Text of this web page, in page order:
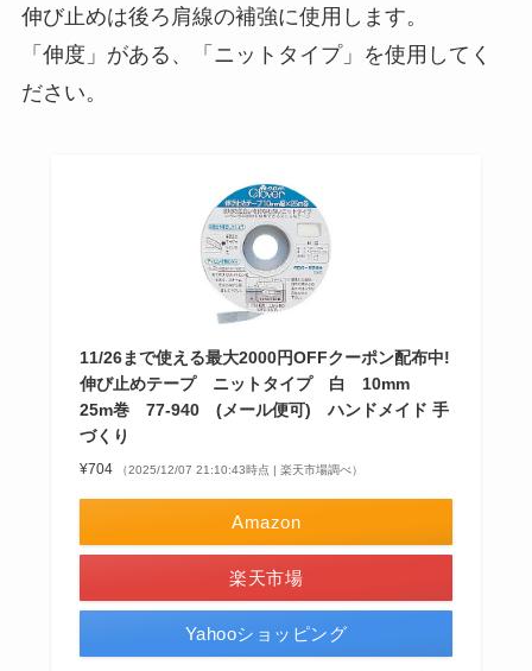
伸び止めは後ろ肩線の補強に使用します。
「伸度」がある、「ニットタイプ」を使用してく
ださい。
11/26まで使える最大2000円OFFクーポン配布中!
伸び止めテープ ニットタイプ 白 10mm
25m巻 77-940 (メール便可) ハンドメイド 手
づくり
¥704 （2025/12/07 21:10:43時点 | 楽天市場調べ）
Amazon
楽天市場
Yahooショッピング